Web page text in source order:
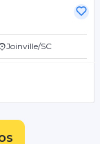
Joinville/SC